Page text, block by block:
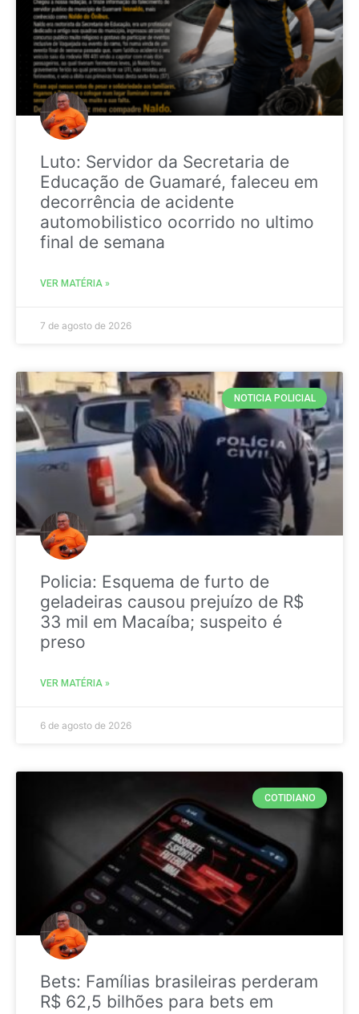
Luto: Servidor da Secretaria de
Educação de Guamaré, faleceu em
decorrência de acidente
automobilistico ocorrido no ultimo
final de semana
VER MATÉRIA »
7 de agosto de 2026
NOTICIA POLICIAL
Policia: Esquema de furto de
geladeiras causou prejuízo de R$
33 mil em Macaíba; suspeito é
preso
VER MATÉRIA »
6 de agosto de 2026
COTIDIANO
Bets: Famílias brasileiras perderam
R$ 62,5 bilhões para bets em